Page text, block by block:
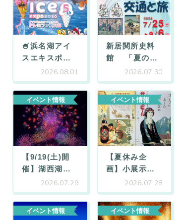
🍧浜名湖アイ
スエキスポ…
2026.08.01
新居関所史料
館 「夏の…
2026.07.30
イベント情報
【9/19(土)開
催】湖西湖 …
2026.07.29
イベント情報
【夏休み企
画】小展示…
2026.07.28
イベント情報 イベント情報